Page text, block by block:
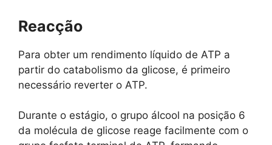
Reacção
Para obter um rendimento líquido de ATP a
partir do catabolismo da glicose, é primeiro
necessário reverter o ATP.
Durante o estágio, o grupo álcool na posição 6
da molécula de glicose reage facilmente com o